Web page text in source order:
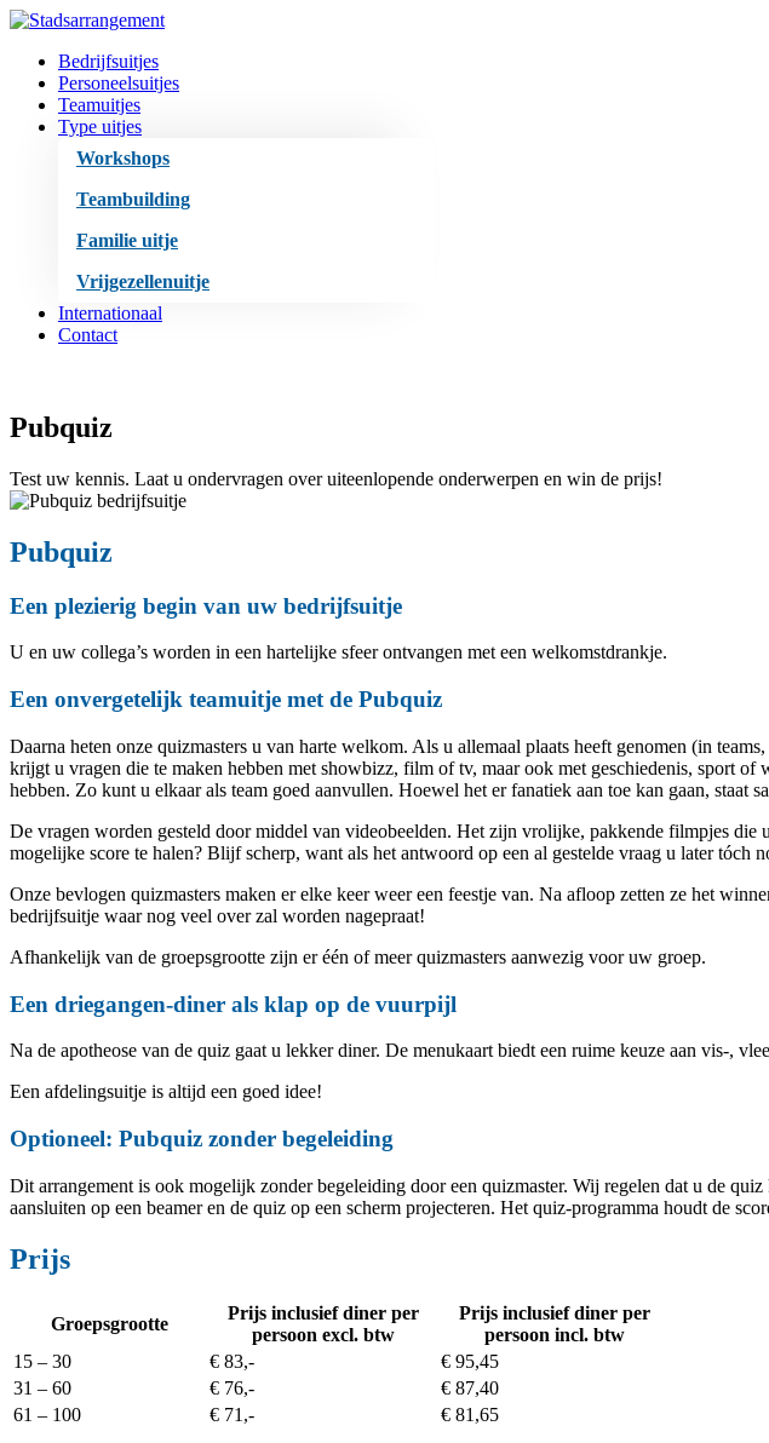
Bedrijfsuitjes
Personeelsuitjes
Teamuitjes
Type uitjes
Workshops
Teambuilding
Familie uitje
Vrijgezellenuitje
Internationaal
Contact
Pubquiz
Test uw kennis. Laat u ondervragen over uiteenlopende onderwerpen en win de prijs!
Pubquiz
Een plezierig begin van uw bedrijfsuitje
U en uw collega’s worden in een hartelijke sfeer ontvangen met een welkomstdrankje.
Een onvergetelijk teamuitje met de Pubquiz
Daarna heten onze quizmasters u van harte welkom. Als u allemaal plaats heeft genomen (in
krijgt u vragen die te maken hebben met showbizz, film of tv, maar ook met geschiedenis, sport
hebben. Zo kunt u elkaar als team goed aanvullen. Hoewel het er fanatiek aan toe kan gaan, staat
De vragen worden gesteld door middel van videobeelden. Het zijn vrolijke, pakkende filmpjes
mogelijke score te halen? Blijf scherp, want als het antwoord op een al gestelde vraag u later tóch
Onze bevlogen quizmasters maken er elke keer weer een feestje van. Na afloop zetten ze het
bedrijfsuitje waar nog veel over zal worden nagepraat!
Afhankelijk van de groepsgrootte zijn er één of meer quizmasters aanwezig voor uw groep.
Een driegangen-diner als klap op de vuurpijl
Na de apotheose van de quiz gaat u lekker diner. De menukaart biedt een ruime keuze aan vis-,
Een afdelingsuitje is altijd een goed idee!
Optioneel: Pubquiz zonder begeleiding
Dit arrangement is ook mogelijk zonder begeleiding door een quizmaster. Wij regelen dat u de
aansluiten op een beamer en de quiz op een scherm projecteren. Het quiz-programma houdt de
Prijs
Groepsgrootte
Prijs inclusief diner per
persoon excl. btw
Prijs inclusief diner per
persoon incl. btw
15 – 30
€ 83,-
€ 95,45
31 – 60
€ 76,-
€ 87,40
61 – 100 € 71,- € 81,65